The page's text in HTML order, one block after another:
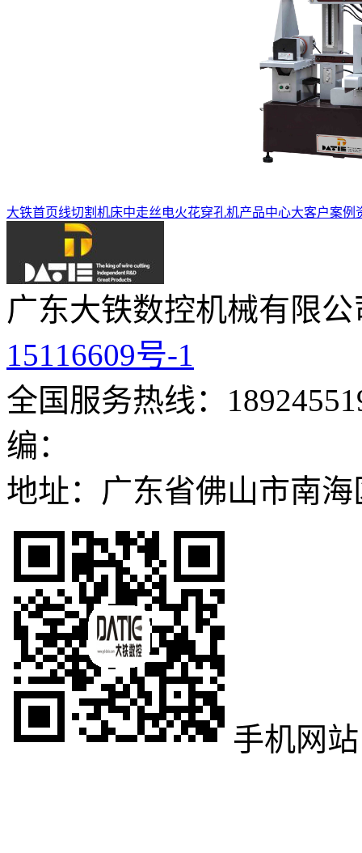
大铁首页线切割机床中走丝电火花穿孔机产品中心大客户案例
广东大铁数控机械有限公
15116609号-1
全国服务热线：
编：
地址：广东省佛山市南
手机网站